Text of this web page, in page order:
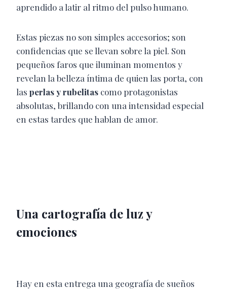
aprendido a latir al ritmo del pulso humano.
Estas piezas no son simples accesorios; son
confidencias que se llevan sobre la piel. Son
pequeños faros que iluminan momentos y
revelan la belleza íntima de quien las porta, con
las perlas y rubelitas como protagonistas
absolutas, brillando con una intensidad especial
en estas tardes que hablan de amor.
Una cartografía de luz y
emociones
Hay en esta entrega una geografía de sueños